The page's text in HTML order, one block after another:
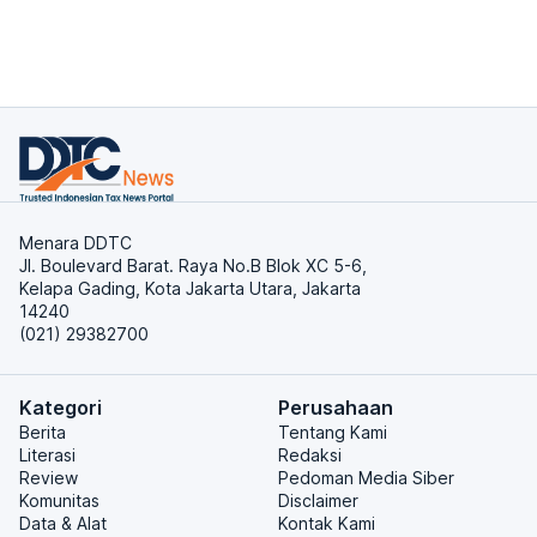
Menara DDTC
Jl. Boulevard Barat. Raya No.B Blok XC 5-6,
Kelapa Gading, Kota Jakarta Utara, Jakarta
14240
(021) 29382700
Kategori
Berita
Literasi
Review
Komunitas
Data & Alat
Perusahaan
Tentang Kami
Redaksi
Pedoman Media Siber
Disclaimer
Kontak Kami